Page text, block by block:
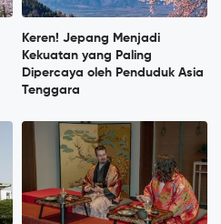
Keren! Jepang Menjadi
Kekuatan yang Paling
Dipercaya oleh Penduduk Asia
Tenggara